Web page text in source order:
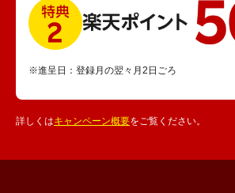
※進呈日：登録月の翌々月2日ごろ
詳しくはキャンペーン概要をご覧ください。